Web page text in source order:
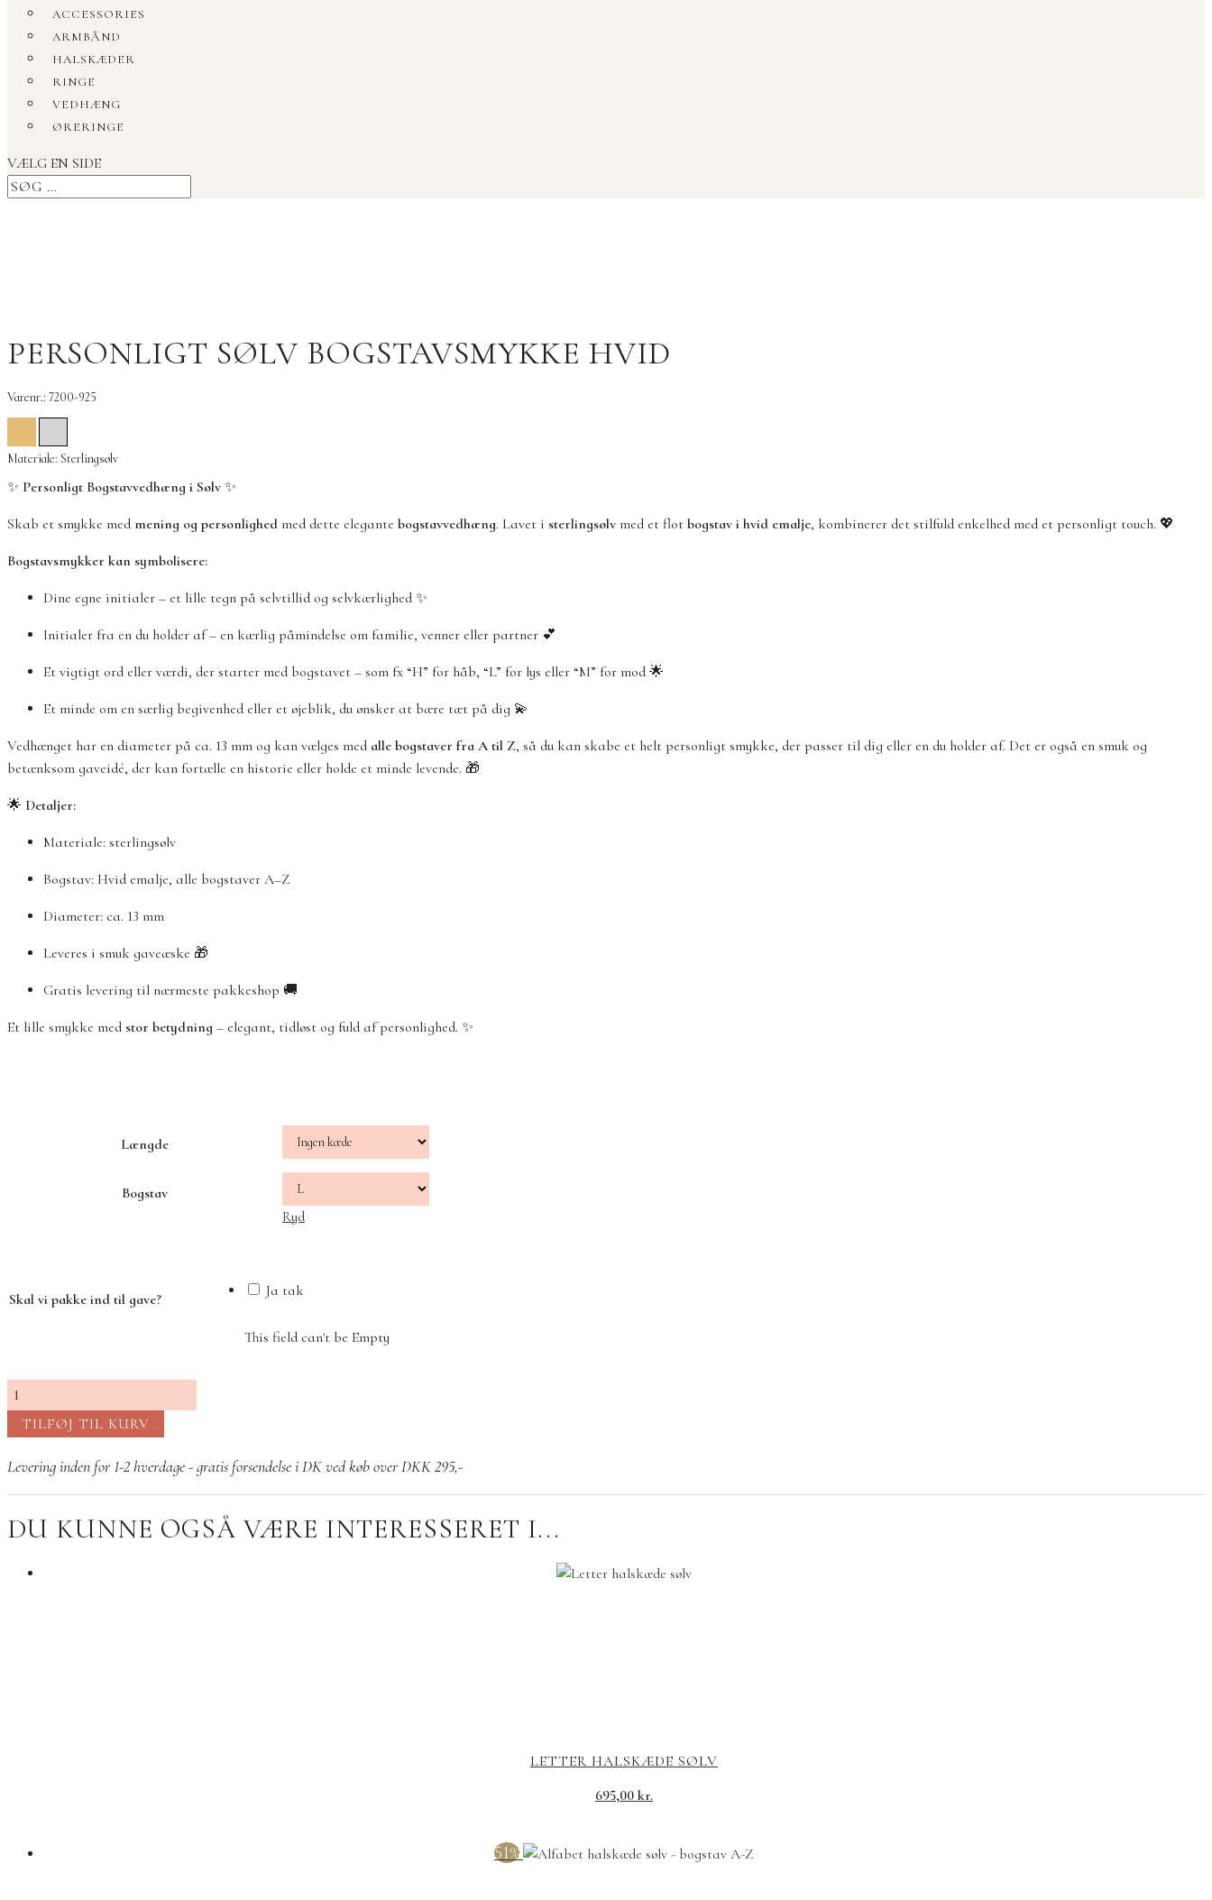
ACCESSORIES
ARMBÅND
HALSKÆDER
RINGE
VEDHÆNG
ØRERINGE
VÆLG EN SIDE
PERSONLIGT SØLV BOGSTAVSMYKKE HVID
Varenr.: 7200-925
Materiale: Sterlingsølv
✨ Personligt Bogstavvedhæng i Sølv ✨
Skab et smykke med mening og personlighed med dette elegante bogstavvedhæng. Lavet i sterlingsølv med et flot bogstav i hvid emalje, kombinerer det stilfuld enkelhed med et personligt touch. 💖
Bogstavsmykker kan symbolisere:
Dine egne initialer – et lille tegn på selvtillid og selvkærlighed ✨
Initialer fra en du holder af – en kærlig påmindelse om familie, venner eller partner 💕
Et vigtigt ord eller værdi, der starter med bogstavet – som fx “H” for håb, “L” for lys eller “M” for mod 🌟
Et minde om en særlig begivenhed eller et øjeblik, du ønsker at bære tæt på dig 💫
Vedhænget har en diameter på ca. 13 mm og kan vælges med alle bogstaver fra A til Z, så du kan skabe et helt personligt smykke, der passer til dig eller en du holder af. Det er også en smuk og
betænksom gaveidé, der kan fortælle en historie eller holde et minde levende. 🎁
🌟 Detaljer:
Materiale: sterlingsølv
Bogstav: Hvid emalje, alle bogstaver A–Z
Diameter: ca. 13 mm
Leveres i smuk gaveæske 🎁
Gratis levering til nærmeste pakkeshop 🚚
Et lille smykke med stor betydning – elegant, tidløst og fuld af personlighed. ✨
Længde
Bogstav
Ryd
Skal vi pakke ind til gave? Ja tak
This field can't be Empty
Personligt
sølv
Bogstavsmykke
hvid
TILFØJ TIL KURV
Levering inden for 1-2 hverdage - gratis forsendelse i DK ved køb over DKK 295,-
DU KUNNE OGSÅ VÆRE INTERESSERET I...
LETTER HALSKÆDE SØLV
695,00 kr.
51%